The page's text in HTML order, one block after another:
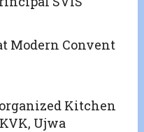
Modern Convent
Kitchen
Ujwa